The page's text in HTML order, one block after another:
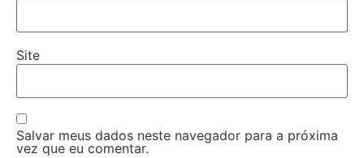
Site
Salvar meus dados neste navegador para a próxima
vez que eu comentar.